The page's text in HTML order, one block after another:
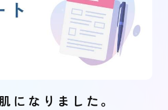
になりました。